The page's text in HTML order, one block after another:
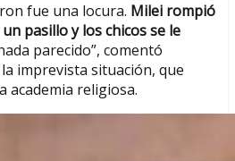
fue una locura. Milei rompió
pasillo y los chicos se le
parecido”, comentó
imprevista situación, que
academia religiosa.